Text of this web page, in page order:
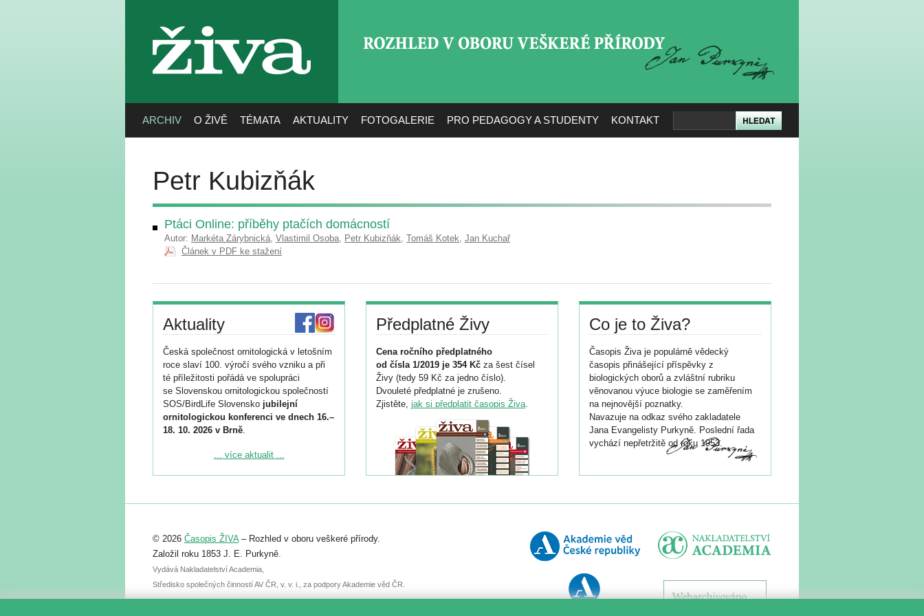
živa
ARCHIV O ŽIVĚ TÉMATA AKTUALITY FOTOGALERIE PRO PEDAGOGY A STUDENTY KONTAKT
Petr Kubizňák
Ptáci Online: příběhy ptačích domácností
Autor: Markéta Zárybnická, Vlastimil Osoba, Petr Kubizňák, Tomáš Kotek, Jan Kuchař
Článek v PDF ke stažení
Aktuality
Česká společnost ornitologická v letošním
roce slaví 100. výročí svého vzniku a při
té příležitosti pořádá ve spolupráci
se Slovenskou ornitologickou společností
SOS/BirdLife Slovensko jubilejní
ornitologickou konferenci ve dnech 16.–
18. 10. 2026 v Brně.
Podrobnější informace ke konferenci
Registrovat se můžete do 6. září.
abstraktu přihlášené přednášky nebo
posteru je už 30. června.
... více aktualit ...
Předplatné Živy
Cena ročního předplatného
od čísla 1/2019 je 354 Kč za šest čísel
Živy (tedy 59 Kč za jedno číslo).
Dvouleté předplatné je zrušeno.
Zjistěte, jak si předplatit časopis Živa.
Co je to Živa?
Časopis Živa je populárně vědecký
časopis přinášející příspěvky z
biologických oborů a zvláštní rubriku
věnovanou výuce biologie se zaměřením
na nejnovější poznatky.
Navazuje na odkaz svého zakladatele
Jana Evangelisty Purkyně. Poslední řada
vychází nepřetržitě od roku 1953.
© 2026 Časopis ŽIVA– Rozhled v oboru veškeré přírody.
Založil roku 1853 J. E. Purkyně.
Vydává Nakladatelství Academia,
Středisko společných činností AV ČR, v. v. i., za podpory Akademie věd ČR.